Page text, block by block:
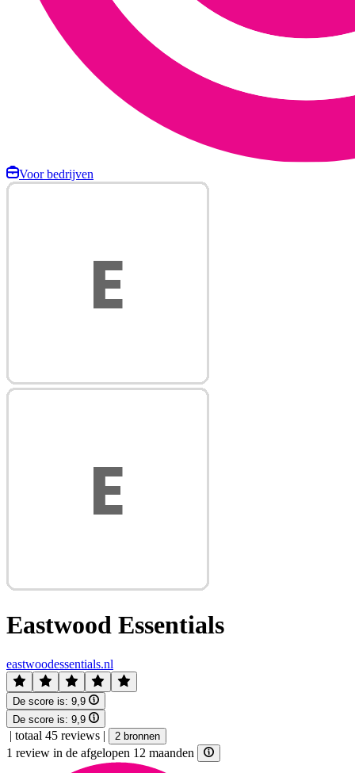
Voor bedrijven
Eastwood Essentials
eastwoodessentials.nl
De score is: 9,9
De score is: 9,9
| totaal 45 reviews | 2 bronnen
1 review in de afgelopen 12 maanden